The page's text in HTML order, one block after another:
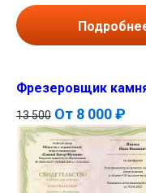
Фрезеровщик
13 500 От 8 000 ₽